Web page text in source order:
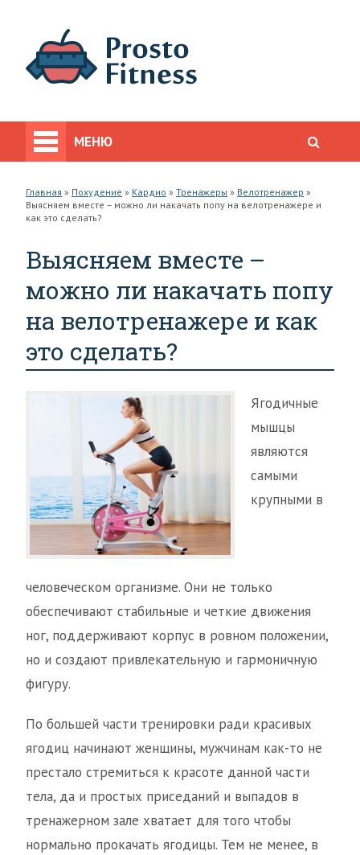
МЕНЮ
Главная » Похудение » Кардио » Тренажеры » Велотренажер »
Выясняем вместе – можно ли накачать попу на велотренажере и
как это сделать?
Выясняем вместе –
можно ли накачать попу
на велотренажере и как
это сделать?
Ягодичные
мышцы
являются
самыми
крупными в
человеческом организме. Они не только
обеспечивают стабильные и четкие движения
ног, поддерживают корпус в ровном положении,
но и создают привлекательную и гармоничную
фигуру.
По большей части тренировки ради красивых
ягодиц начинают женщины, мужчинам как-то не
престало стремиться к красоте данной части
тела, да и простых приседаний и выпадов в
тренажерном зале хватает для того чтобы
нормально прокачать ягодицы. Тем не менее, в